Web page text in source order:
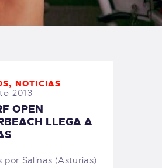
SURFERS
, NOTICIAS
2013
OPEN
LLEGA A
por Salinas (Asturias)